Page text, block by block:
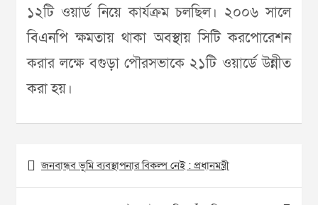
১২টি ওয়ার্ড নিয়ে কার্যক্রম চলছিল। ২০০৬ সালে
বিএনপি ক্ষমতায় থাকা অবস্থায় সিটি করপোরেশন
করার লক্ষে বগুড়া পৌরসভাকে ২১টি ওয়ার্ডে উন্নীত
করা হয়।
Post
navigation
জনবান্ধব ভূমি ব্যবস্থাপনার বিকল্প নেই : প্রধানমন্ত্রী